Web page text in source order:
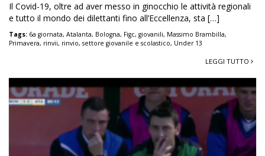
Il Covid-19, oltre ad aver messo in ginocchio le attività regionali
e tutto il mondo dei dilettanti fino all’Eccellenza, sta […]
Tags: 6a giornata, Atalanta, Bologna, Figc, giovanili, Massimo Brambilla,
Primavera, rinvii, rinvio, settore giovanile e scolastico, Under 13
LEGGI TUTTO